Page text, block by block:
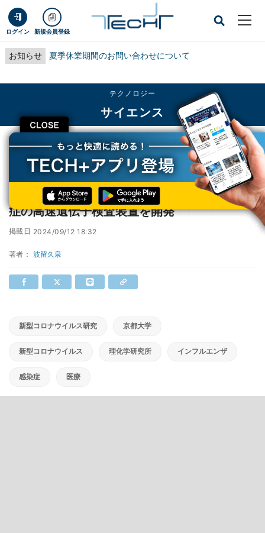
ログイン 新規会員登録
お知らせ 夏季休業期間のお問い合わせについて
CLOSE
テクノロジー
サイエンス
TECH+ テクノロジー
サイエンス
新型コロナも識別、理研などがウイルス感染症の高速遺伝子検査装置を開発
新型コロナも識別、理研などがウイルス感染
症の高速遺伝子検査装置を開発
掲載日 2024/09/12 18:32
著者： 波留久泉
新型コロナウイルス研究 京都大学
新型コロナウイルス 理化学研究所 インフルエンザ
感染症 医療